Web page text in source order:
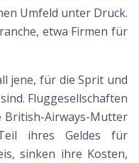
Umfeld unter Druck.
etwa Firmen für
jene, für die Sprit und
Fluggesellschaften
British-Airways-Mutter
ihres Geldes für
sinken ihre Kosten,